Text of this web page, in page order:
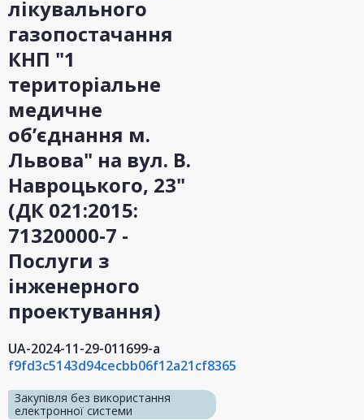
лікувального
газопостачання
КНП "1
територіальне
медичне
об’єднання м.
Львова" на вул. В.
Навроцького, 23"
(ДК 021:2015:
71320000-7 -
Послуги з
інженерного
проектування)
UA-2024-11-29-011699-a
f9fd3c5143d94cecbb06f12a21cf8365
Закупівля без використання
електронної системи